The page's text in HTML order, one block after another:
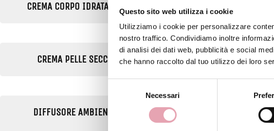
Questo sito web utilizza i cookie
Utilizziamo i cookie per personalizzare
nostro traffico. Condividiamo inoltre
di analisi dei dati web, pubblicità e social
che hanno raccolto dal tuo utilizzo dei loro
Necessari
CREMA CORPO IDRATANTE CREMA DOPOSOLE
CREMA PELLE SECCA CREMA PELLE
DIFFUSORE AMBIENTE DOLORI MESTRUALI